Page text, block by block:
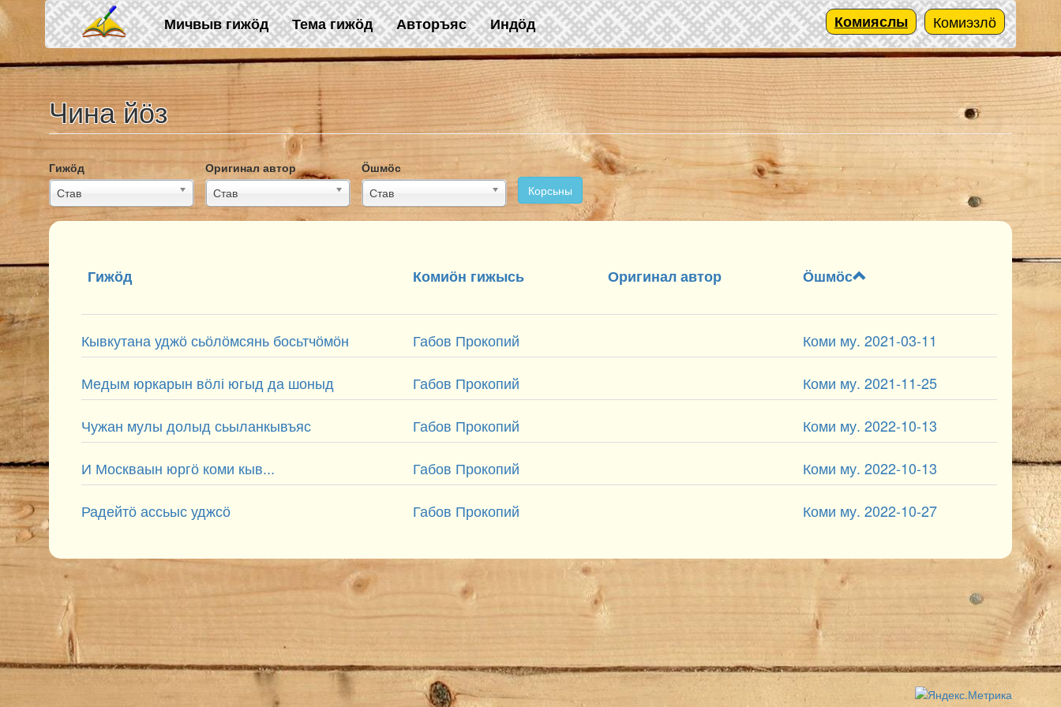
Skip to main content
Мичвыв гижӧд Тема гижӧд Авторъяс Индӧд Комиэзлӧ
Комияслы
Чина йӧз
Гижӧд
Став
Оригинал автор
Став
Ӧшмӧс
Став
Корсьны
Гижӧд Комиӧн гижысь Оригинал автор Ӧшмӧс
Кывкутана уджӧ сьӧлӧмсянь босьтчӧмӧн Габов Прокопий Коми му. 2021-03-11
Медым юркарын вӧлі югыд да шоныд Габов Прокопий Коми му. 2021-11-25
Чужан мулы долыд сьыланкывъяс Габов Прокопий Коми му. 2022-10-13
И Москваын юргӧ коми кыв... Габов Прокопий Коми му. 2022-10-13
Радейтӧ ассьыс уджсӧ Габов Прокопий Коми му. 2022-10-27